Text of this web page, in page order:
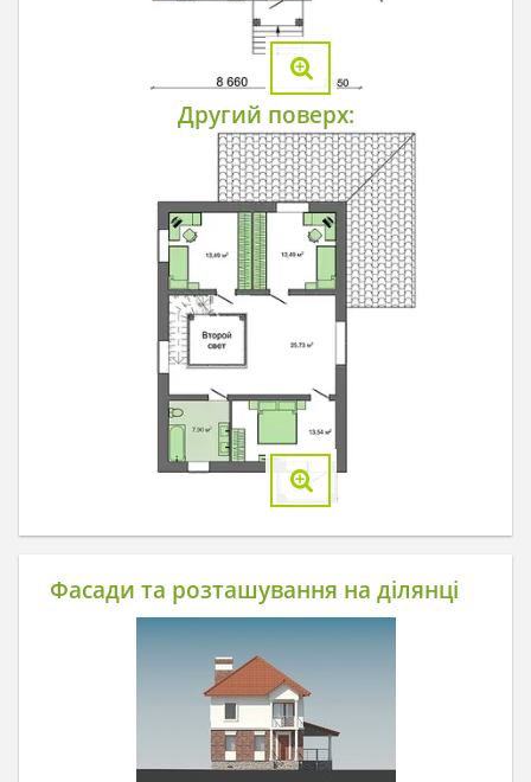
Другий поверх:
Фасади та розташування на ділянці